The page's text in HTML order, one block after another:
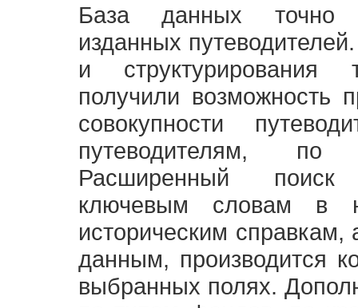
База данных точно
изданных
и структурирования
получили возможность
совокупности
путеводителям,
Расширенный
ключевым словам в
историческим
данным, производится
выбранных полях.